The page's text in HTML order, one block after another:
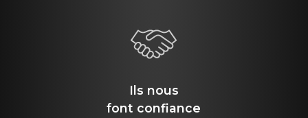
Ils nous
font confiance